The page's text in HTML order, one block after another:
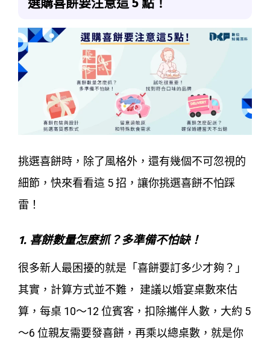
挑選喜餅時，除了風格外，還有幾個不可忽視的
細節，快來看看這 5 招，讓你挑選喜餅不怕踩
雷！
1. 喜餅數量怎麼抓？多準備不怕缺！
很多新人最困擾的就是「喜餅要訂多少才夠？」
其實，計算方式並不難， 建議以婚宴桌數來估
算，每桌 10～12 位賓客，扣除攜伴人數，大約 5
～6 位親友需要發喜餅，再乘以總桌數，就是你